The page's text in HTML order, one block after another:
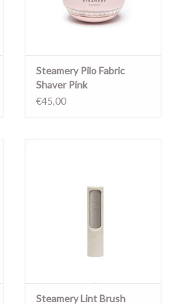
Steamery Pilo Fabric
Shaver Pink
€45,00
Steamery Lint Brush